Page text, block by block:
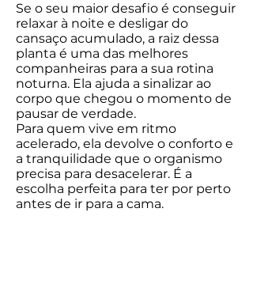
Se o seu maior desafio é conseguir
relaxar à noite e desligar do
cansaço acumulado, a raiz dessa
planta é uma das melhores
companheiras para a sua rotina
noturna. Ela ajuda a sinalizar ao
corpo que chegou o momento de
pausar de verdade.
Para quem vive em ritmo
acelerado, ela devolve o conforto e
a tranquilidade que o organismo
precisa para desacelerar. É a
escolha perfeita para ter por perto
antes de ir para a cama.